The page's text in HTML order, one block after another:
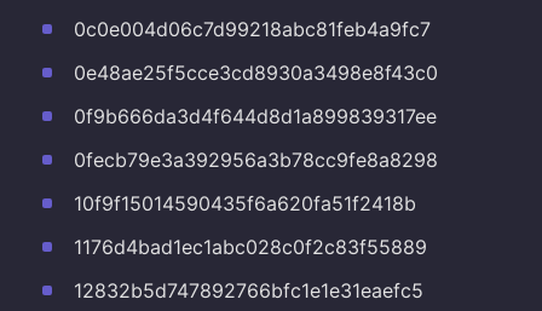
0c0e004d06c7d99218abc81feb4a9fc7
0e48ae25f5cce3cd8930a3498e8f43c0
0f9b666da3d4f644d8d1a899839317ee
0fecb79e3a392956a3b78cc9fe8a8298
10f9f15014590435f6a620fa51f2418b
1176d4bad1ec1abc028c0f2c83f55889
12832b5d747892766bfc1e1e31eaefc5